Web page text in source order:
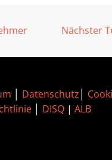
Nächster
Datenschutz
│ DISQ| ALB